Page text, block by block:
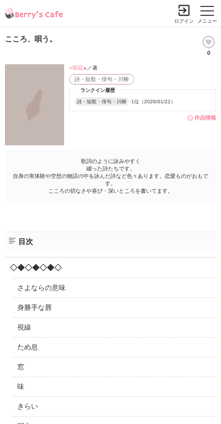
メニュー
ログイン
こころ、唄う。
0
作品情報
ランクイン履歴
詩・短歌・俳句・川柳 1位（2026/01/22）
詩・短歌・俳句・川柳
○唄花● ／著
歌詞のように詠みやすく
綴った詩たちです。
自身の実体験や空想の物語の中を詠んだ詩など色々あります。恋愛ものがおもで
す。
こころの切なさや喜び・深いところを書いてます。
目次
◇◆◇◆◇◆◇
さよならの意味
身勝手な唇
視線
ため息
窓
味
きらい